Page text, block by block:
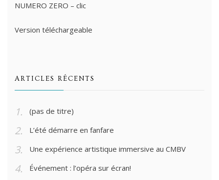
NUMERO ZERO – clic
Version téléchargeable
ARTICLES RÉCENTS
(pas de titre)
L’été démarre en fanfare
Une expérience artistique immersive au CMBV
Événement : l’opéra sur écran!